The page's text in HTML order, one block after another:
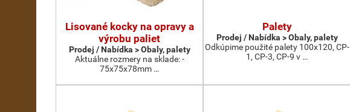
Lisované kocky na opravy a
výrobu paliet
Prodej / Nabídka > Obaly, palety
Aktuálne rozmery na sklade: -
75x75x78mm …
Palety
Prodej / Nabídka > Obaly, palety
Odkúpime použité palety 100x120, CP-
1, CP-3, CP-9 v …